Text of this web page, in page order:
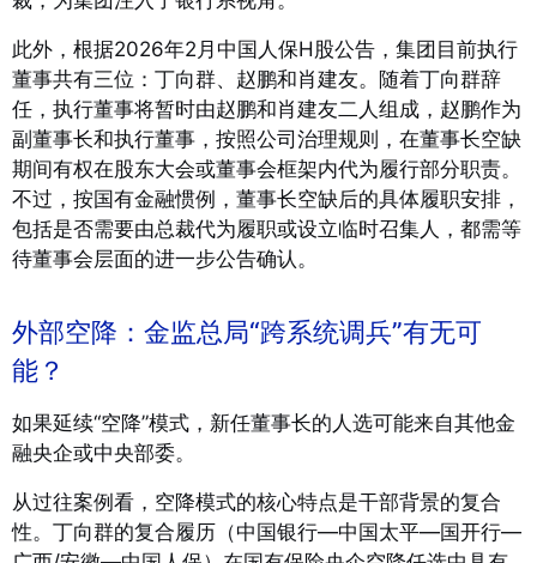
此外，根据2026年2月中国人保H股公告，集团目前执行
董事共有三位：丁向群、赵鹏和肖建友。随着丁向群辞
任，执行董事将暂时由赵鹏和肖建友二人组成，赵鹏作为
副董事长和执行董事，按照公司治理规则，在董事长空缺
期间有权在股东大会或董事会框架内代为履行部分职责。
不过，按国有金融惯例，董事长空缺后的具体履职安排，
包括是否需要由总裁代为履职或设立临时召集人，都需等
待董事会层面的进一步公告确认。
外部空降：金监总局“跨系统调兵”有无可
能？
如果延续“空降”模式，新任董事长的人选可能来自其他金
融央企或中央部委。
从过往案例看，空降模式的核心特点是干部背景的复合
性。丁向群的复合履历（中国银行—中国太平—国开行—